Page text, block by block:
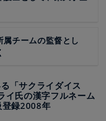
チームの監督とし
「サクライダイス
イ氏の漢字フルネーム
録2008年